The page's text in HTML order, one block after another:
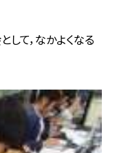
て，なかよくなる